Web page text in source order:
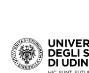
Passa al